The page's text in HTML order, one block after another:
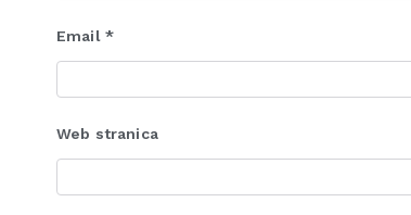
Email *
Web stranica